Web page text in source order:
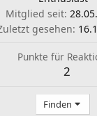
Mitglied seit
gesehen
Punkte für
2
Finden